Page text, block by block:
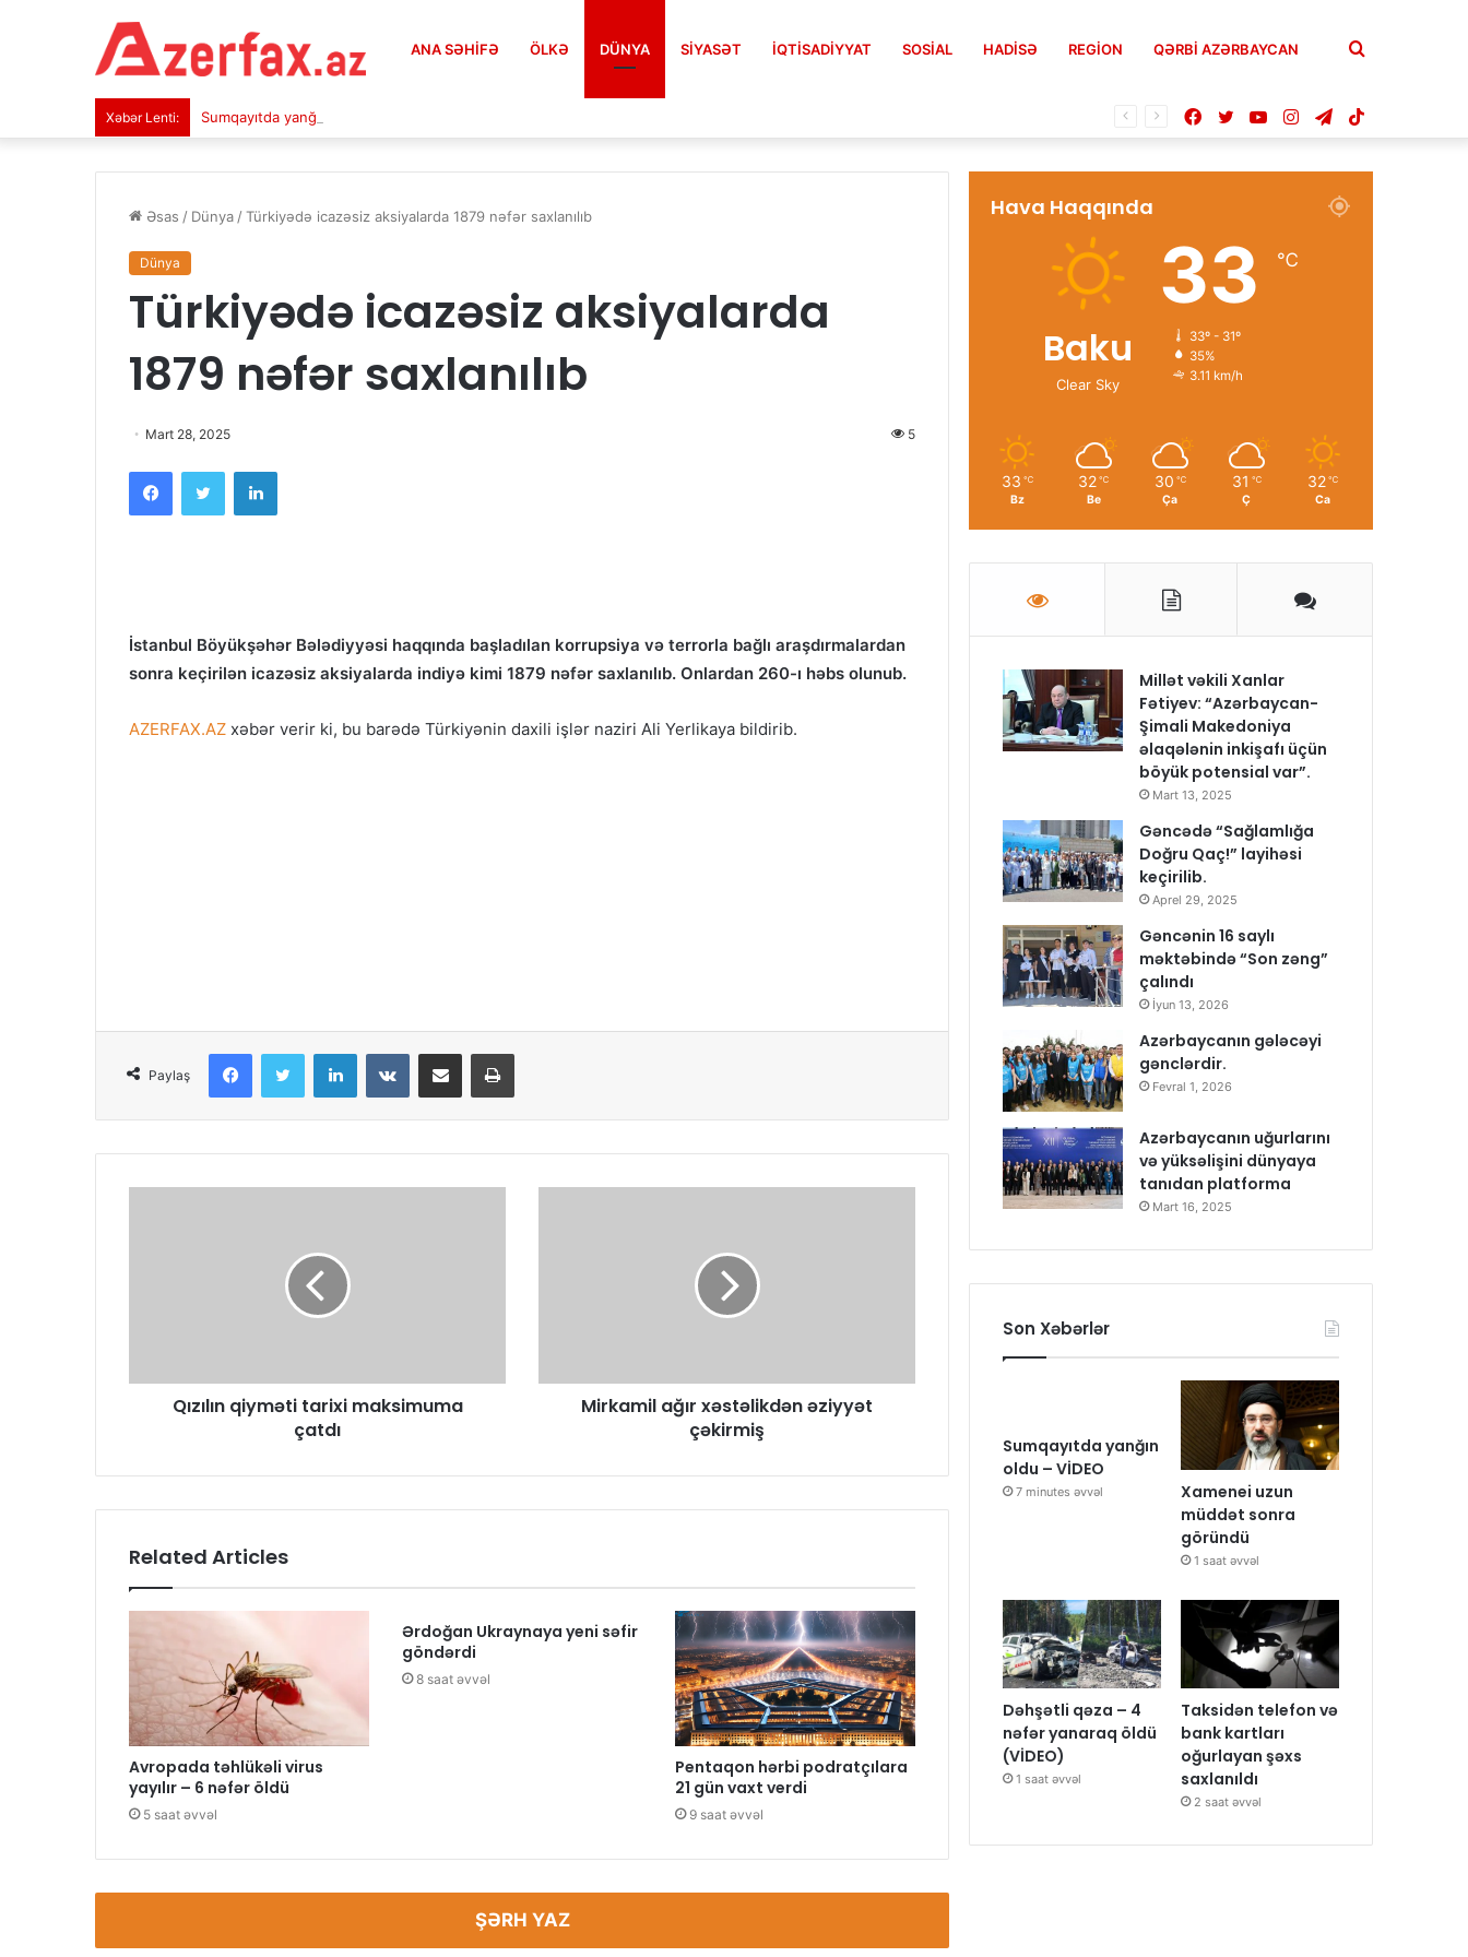
ANA SƏHIFƏ ÖLKƏ DÜNYA SIYASƏT İQTISADIYYAT SOSIAL HADISƏ REGION QƏRBİ AZƏRBAYCAN Axtar
Xəbər Lenti: Sumqayıtda yanğın oldu – VİDEO Telegram
Instagram
YouTube
Twitter
Facebook
Əsas / Dünya /Türkiyədə icazəsiz aksiyalarda 1879 nəfər saxlanılıb
Dünya
Türkiyədə icazəsiz aksiyalarda
1879 nəfər saxlanılıb
Mart 28, 2025 5
İstanbul Böyükşəhər Bələdiyyəsi haqqında başladılan korrupsiya və terrorla bağlı araşdırmalardan
sonra keçirilən icazəsiz aksiyalarda indiyə kimi 1879 nəfər saxlanılıb. Onlardan 260-ı həbs olunub.
AZERFAX.AZ xəbər verir ki, bu barədə Türkiyənin daxili işlər naziri Ali Yerlikaya bildirib.
Paylaş
Qızılın qiyməti tarixi maksimuma
çatdı
Mirkamil ağır xəstəlikdən əziyyət
çəkirmiş
Related Articles
Avropada təhlükəli virus
yayılır – 6 nəfər öldü
5 saat əvvəl
Ərdoğan Ukraynaya yeni səfir
göndərdi
8 saat əvvəl
Pentaqon hərbi podratçılara
21 gün vaxt verdi
9 saat əvvəl
ŞƏRH YAZ
Hava Haqqında
Baku
Clear Sky
33 ℃
33º - 31º
35%
3.11 km/h
33 ℃
Bz
32 ℃
Be
30 ℃
Ça
31 ℃
Ç
32 ℃
Ca
Millət vəkili Xanlar
Fətiyev: “Azərbaycan-
Şimali Makedoniya
əlaqələnin inkişafı üçün
böyük potensial var”.
Mart 13, 2025
Gəncədə “Sağlamlığa
Doğru Qaç!” layihəsi
keçirilib.
Aprel 29, 2025
Gəncənin 16 saylı
məktəbində “Son zəng”
çalındı
İyun 13, 2026
Azərbaycanın gələcəyi
gənclərdir.
Fevral 1, 2026
Azərbaycanın uğurlarını
və yüksəlişini dünyaya
tanıdan platforma
Mart 16, 2025
Son Xəbərlər
Sumqayıtda yanğın
oldu – VİDEO
7 minutes əvvəl
Xamenei uzun
müddət sonra
göründü
1 saat əvvəl
Dəhşətli qəza – 4
nəfər yanaraq öldü
(VİDEO)
1 saat əvvəl
Taksidən telefon və
bank kartları
oğurlayan şəxs
saxlanıldı
2 saat əvvəl